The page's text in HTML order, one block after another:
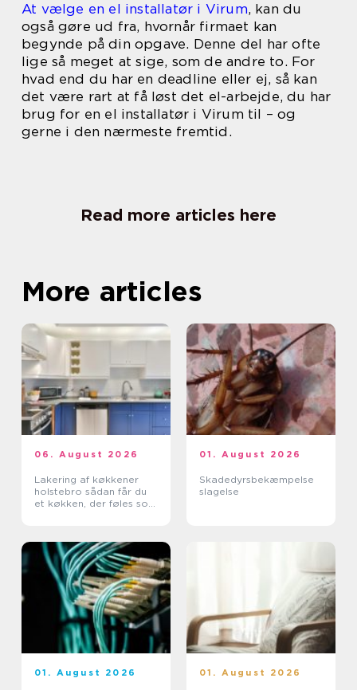
At vælge en el installatør i Virum, kan du
også gøre ud fra, hvornår firmaet kan
begynde på din opgave. Denne del har ofte
lige så meget at sige, som de andre to. For
hvad end du har en deadline eller ej, så kan
det være rart at få løst det el-arbejde, du har
brug for en el installatør i Virum til – og
gerne i den nærmeste fremtid.
Read more articles here
More articles
06. August 2026
Lakering af køkkener
holstebro sådan får du
et køkken, der føles som
01. August 2026
Skadedyrsbekæmpelse
slagelse
01. August 2026 01. August 2026